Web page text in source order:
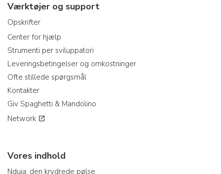
Værktøjer og support
Opskrifter
Center for hjælp
Strumenti per sviluppatori
Leveringsbetingelser og omkostninger
Ofte stillede spørgsmål
Kontakter
Giv Spaghetti & Mandolino
Network
Vores indhold
Nduja: den krydrede pølse